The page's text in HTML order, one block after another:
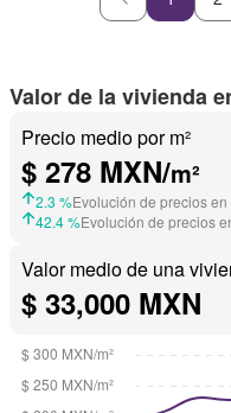
Valor de la vivienda
Precio medio por m²
$ 278 MXN/m²
2.3 %Evolución de precios
42.4 %Evolución de precios
Valor medio de una
$ 33,000 MXN